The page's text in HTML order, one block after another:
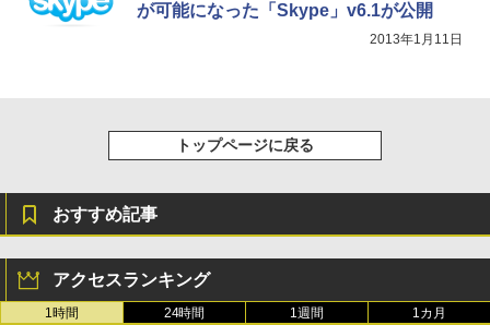
が可能になった「Skype」v6.1が公開
2013年1月11日
トップページに戻る
おすすめ記事
アクセスランキング
1時間 24時間 1週間 1カ月